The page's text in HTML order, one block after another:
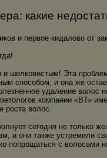
какие
и первое кидалово от
шелковистым! Эта
способом, и она же
удаление
компании «BТ»
роста волос.
сегодня не только
и они также устремили
попрощаться с волосами